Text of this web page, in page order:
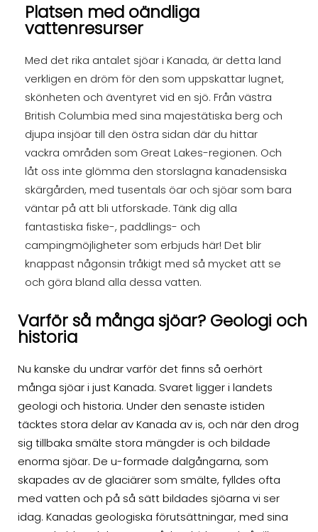
Platsen med oändliga
vattenresurser
Med det rika antalet sjöar i Kanada, är detta land
verkligen en dröm för den som uppskattar lugnet,
skönheten och äventyret vid en sjö. Från västra
British Columbia med sina majestätiska berg och
djupa insjöar till den östra sidan där du hittar
vackra områden som Great Lakes-regionen. Och
låt oss inte glömma den storslagna kanadensiska
skärgården, med tusentals öar och sjöar som bara
väntar på att bli utforskade. Tänk dig alla
fantastiska fiske-, paddlings- och
campingmöjligheter som erbjuds här! Det blir
knappast någonsin tråkigt med så mycket att se
och göra bland alla dessa vatten.
Varför så många sjöar? Geologi och
historia
Nu kanske du undrar varför det finns så oerhört
många sjöar i just Kanada. Svaret ligger i landets
geologi och historia. Under den senaste istiden
täcktes stora delar av Kanada av is, och när den drog
sig tillbaka smälte stora mängder is och bildade
enorma sjöar. De u-formade dalgångarna, som
skapades av de glaciärer som smälte, fylldes ofta
med vatten och på så sätt bildades sjöarna vi ser
idag. Kanadas geologiska förutsättningar, med sina